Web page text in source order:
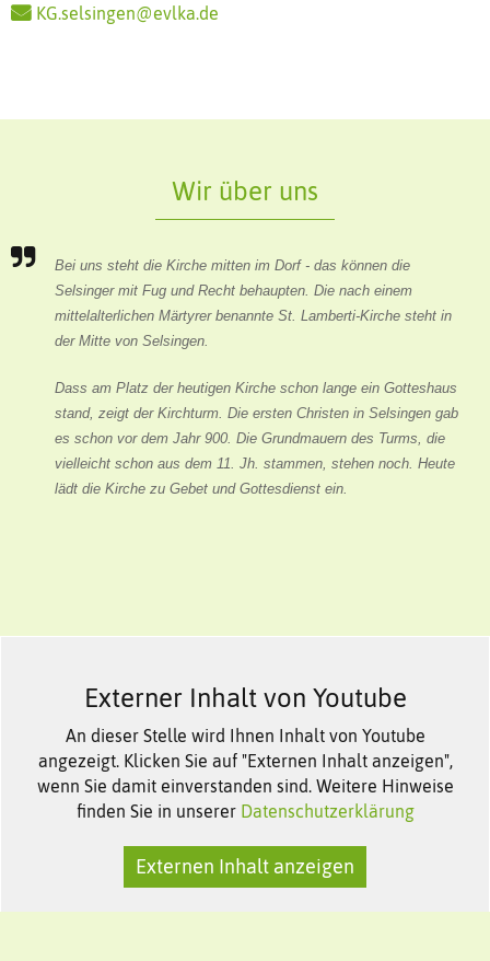
KG.selsingen@evlka.de
Wir über uns
Bei uns steht die Kirche mitten im Dorf - das können die
Selsinger mit Fug und Recht behaupten. Die nach einem
mittelalterlichen Märtyrer benannte St. Lamberti-Kirche steht in
der Mitte von Selsingen.
Dass am Platz der heutigen Kirche schon lange ein Gotteshaus
stand, zeigt der Kirchturm. Die ersten Christen in Selsingen gab
es schon vor dem Jahr 900. Die Grundmauern des Turms, die
vielleicht schon aus dem 11. Jh. stammen, stehen noch. Heute
lädt die Kirche zu Gebet und Gottesdienst ein.
Externer Inhalt von Youtube
An dieser Stelle wird Ihnen Inhalt von Youtube
angezeigt. Klicken Sie auf "Externen Inhalt anzeigen",
wenn Sie damit einverstanden sind. Weitere Hinweise
finden Sie in unserer Datenschutzerklärung
Externen Inhalt anzeigen